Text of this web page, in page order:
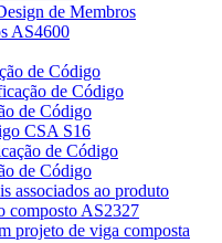
de Membros
AS4600
de Código
de Código
de Código
CSA S16
de Código
de Código
associados ao produto
composto AS2327
projeto de viga composta